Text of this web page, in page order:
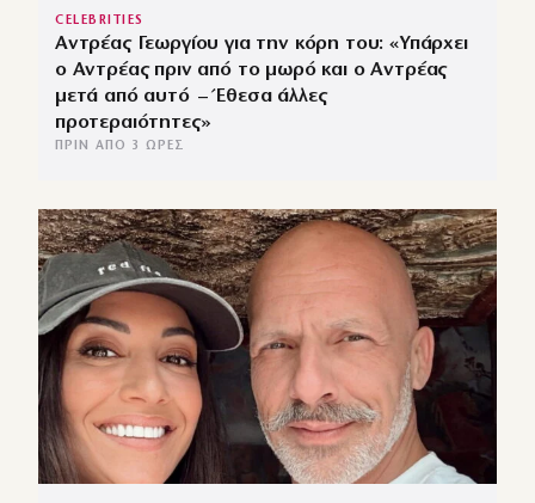
CELEBRITIES
Αντρέας Γεωργίου για την κόρη του: «Υπάρχει
ο Αντρέας πριν από το μωρό και ο Αντρέας
μετά από αυτό – Έθεσα άλλες
προτεραιότητες»
ΠΡΙΝ ΑΠΌ 3 ΏΡΕΣ